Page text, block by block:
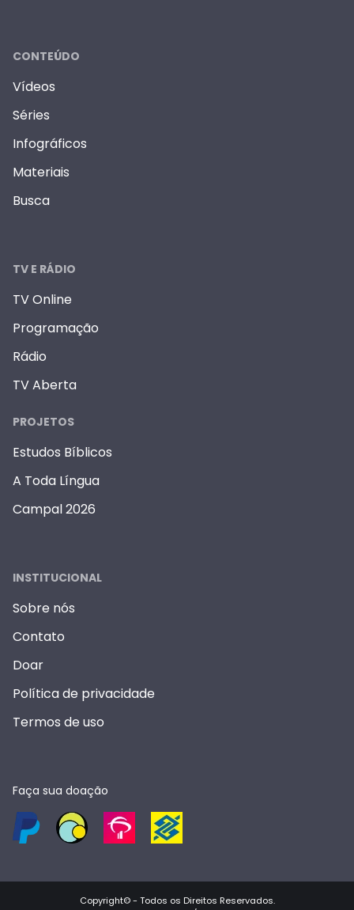
CONTEÚDO
Vídeos
Séries
Infográficos
Materiais
Busca
TV E RÁDIO
TV Online
Programação
Rádio
TV Aberta
PROJETOS
Estudos Bíblicos
A Toda Língua
Campal 2026
INSTITUCIONAL
Sobre nós
Contato
Doar
Política de privacidade
Termos de uso
Faça sua doação
Copyright© - Todos os Direitos Reservados.